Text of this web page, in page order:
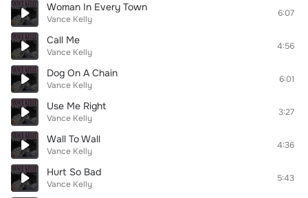
Woman In Every Town
Vance Kelly
6:07
Call Me
Vance Kelly
4:56
Dog On A Chain
Vance Kelly
6:01
Use Me Right
Vance Kelly
3:27
Wall To Wall
Vance Kelly
4:36
Hurt So Bad
Vance Kelly
5:43